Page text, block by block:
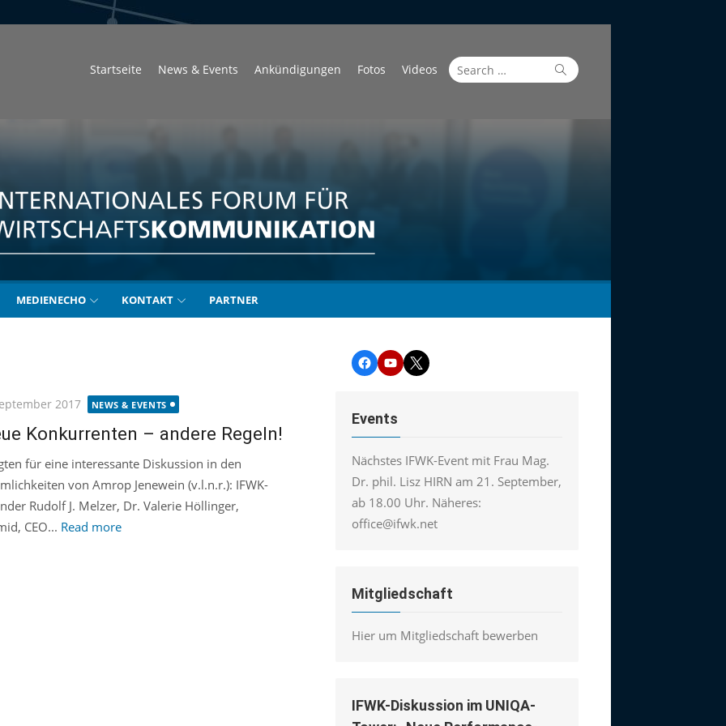
Search
for:
Search
Startseite News & Events Ankündigungen Fotos Videos
MEDIENECHO KONTAKT PARTNER
2017 NEWS & EVENTS
Konkurrenten – andere Regeln!
für eine interessante Diskussion in den
von Amrop Jenewein (v.l.n.r.): IFWK-
Rudolf J. Melzer, Dr. Valerie Höllinger,
CEO... Read more
Facebook
YouTubeTwitter
Events
Nächstes IFWK-Event mit Frau Mag.
Dr. phil. Lisz HIRN am 21. September,
ab 18.00 Uhr. Näheres:
office@ifwk.net
Mitgliedschaft
Hier um Mitgliedschaft bewerben
IFWK-Diskussion im UNIQA-